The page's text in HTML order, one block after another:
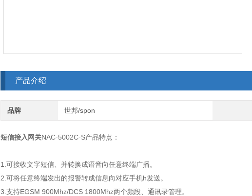
产品介绍
品牌 世邦/spon
短信接入网关NAC-5002C-S产品特点：
1.可接收文字短信、并转换成语音向任意终端广播。
2.可将任意终端发出的报警转成信息向对应手机h发送。
3.支持EGSM 900Mhz/DCS 1800Mhz两个频段、通讯录管理。